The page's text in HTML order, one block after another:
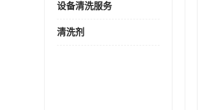
设备清洗服务
清洗剂